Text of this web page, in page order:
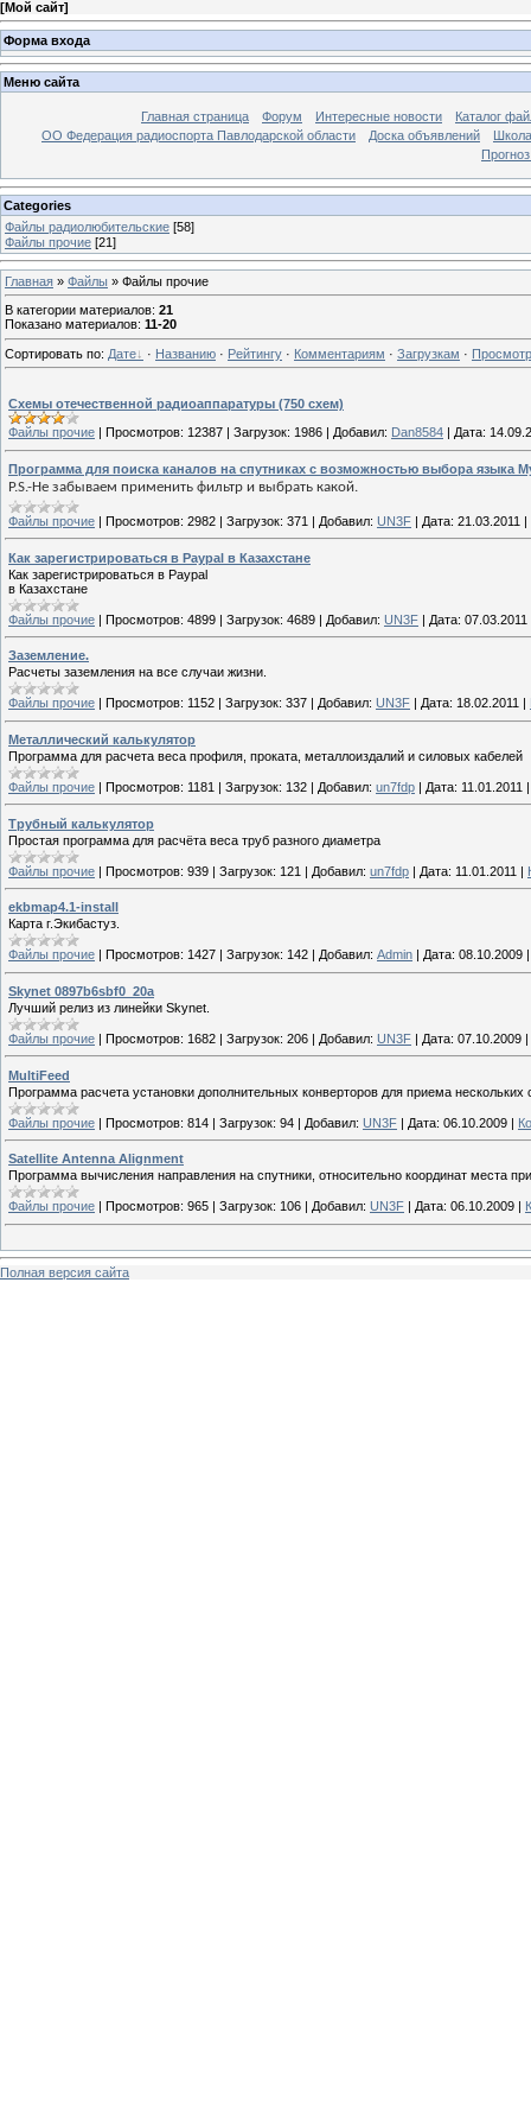
[Мой сайт]
Форма входа
Меню сайта
Главная страница Форум Интересные новости
Каталог
ОО Федерация радиоспорта Павлодарской области
Доска объявлений
Categories
Файлы радиолюбительские [58]
Файлы прочие [21]
Главная » Файлы » Файлы прочие
В категории материалов: 21
Показано материалов: 11-20
Сортировать по: Дате · Названию · Рейтингу · Комментариям · Загрузкам ·
Схемы отечественной радиоаппаратуры (750 схем)
Файлы прочие
Просмотров: 12387 Загрузок: 1986 Добавил: Dan8584 Дата:
Программа для поиска каналов на спутниках с возможностью выбора языка
P.S.-Не забываем применить фильтр и выбрать какой.
Файлы прочие | Просмотров: 2982 | Загрузок: 371 | Добавил: UN3F | Дата: 21.03.2011 |
Как зарегистрироваться в Paypal в Казахстане
Как зарегистрироваться в Paypal
в Казахстане
Файлы прочие | Просмотров: 4899 | Загрузок: 4689 | Добавил: UN3F | Дата: 07.03.2011
Заземление.
Расчеты заземления на все случаи жизни.
Файлы прочие Просмотров: 1152 Загрузок: 337 Добавил: UN3F Дата: 18.02.2011
Металлический калькулятор
Программа для расчета веса профиля, проката, металлоиздалий и силовых кабелей
Файлы прочие | Просмотров: 1181 | Загрузок: 132 | Добавил: un7fdp | Дата: 11.01.2011
Трубный калькулятор
Простая программа для расчёта веса труб разного диаметра
Файлы прочие | Просмотров: 939 | Загрузок: 121 | Добавил: un7fdp | Дата: 11.01.2011 |
ekbmap4.1-install
Карта г.Экибастуз.
Файлы прочие Просмотров: 1427 Загрузок: 142 Добавил: Admin Дата: 08.10.2009
Skynet 0897b6sbf0_20a
Лучший релиз из линейки Skynet.
Файлы прочие | Просмотров: 1682 | Загрузок: 206 | Добавил: UN3F | Дата: 07.10.2009 |
MultiFeed
Программа расчета установки дополнительных конверторов для приема нескольких
Файлы прочие | Просмотров: 814 | Загрузок: 94 | Добавил: UN3F | Дата: 06.10.2009 |
Satellite Antenna Alignment
Программа вычисления направления на спутники, относительно координат места
Файлы прочие | Просмотров: 965 | Загрузок: 106 | Добавил: UN3F | Дата: 06.10.2009 |
Полная версия сайта